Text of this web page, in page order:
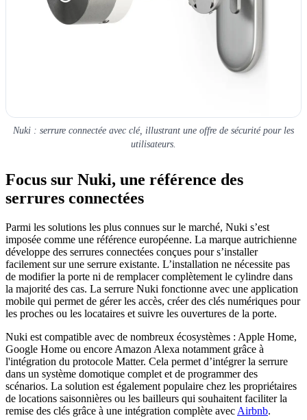
Nuki : serrure connectée avec clé, illustrant une offre de sécurité pour les
utilisateurs.
Focus sur Nuki, une référence des
serrures connectées
Parmi les solutions les plus connues sur le marché, Nuki s’est
imposée comme une référence européenne. La marque autrichienne
développe des serrures connectées conçues pour s’installer
facilement sur une serrure existante. L’installation ne nécessite pas
de modifier la porte ni de remplacer complètement le cylindre dans
la majorité des cas. La serrure Nuki fonctionne avec une application
mobile qui permet de gérer les accès, créer des clés numériques pour
les proches ou les locataires et suivre les ouvertures de la porte.
Nuki est compatible avec de nombreux écosystèmes : Apple Home,
Google Home ou encore Amazon Alexa notamment grâce à
l'intégration du protocole Matter. Cela permet d’intégrer la serrure
dans un système domotique complet et de programmer des
scénarios. La solution est également populaire chez les propriétaires
de locations saisonnières ou les bailleurs qui souhaitent faciliter la
remise des clés grâce à une intégration complète avec Airbnb.